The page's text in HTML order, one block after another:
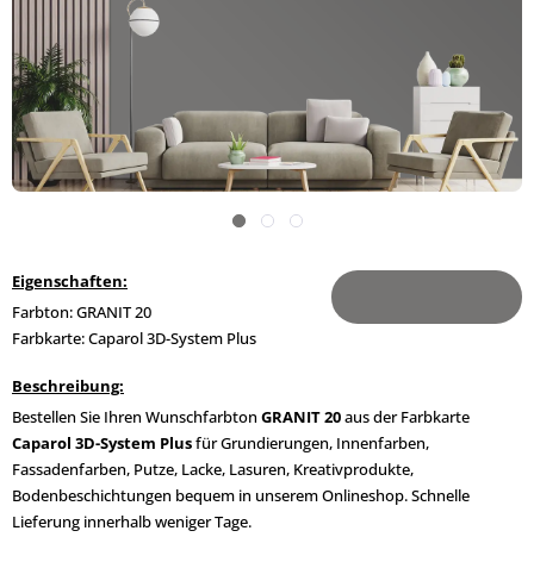
Eigenschaften:
Farbton: GRANIT 20
Farbkarte: Caparol 3D-System Plus
Beschreibung:
Bestellen Sie Ihren Wunschfarbton GRANIT 20aus der Farbkarte
Caparol 3D-System Plusfür Grundierungen, Innenfarben,
Fassadenfarben, Putze, Lacke, Lasuren, Kreativprodukte,
Bodenbeschichtungen bequem in unserem Onlineshop. Schnelle
Lieferung innerhalb weniger Tage.